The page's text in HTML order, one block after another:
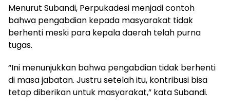
Menurut Subandi, Perpukadesi menjadi contoh
bahwa pengabdian kepada masyarakat tidak
berhenti meski para kepala daerah telah purna
tugas.
“Ini menunjukkan bahwa pengabdian tidak berhenti
di masa jabatan. Justru setelah itu, kontribusi bisa
tetap diberikan untuk masyarakat,” kata Subandi.